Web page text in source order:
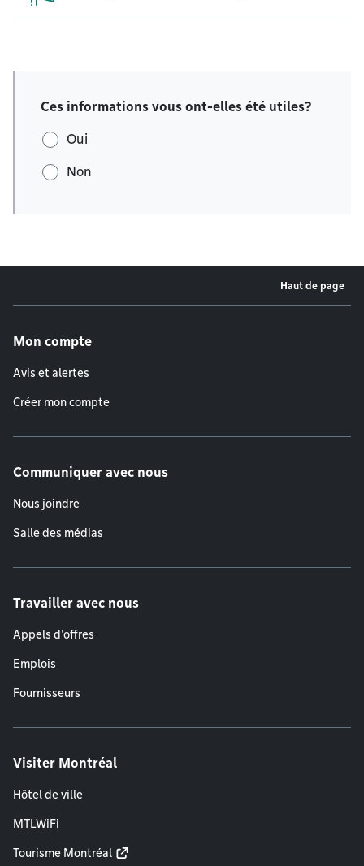
Ces informations vous ont-elles été utiles?
Oui
Non
Haut de page
Mon compte
Avis et alertes
Créer mon compte
Communiquer avec nous
Nous joindre
Salle des médias
Travailler avec nous
Appels d'offres
Emplois
Fournisseurs
Visiter Montréal
Hôtel de ville
MTLWiFi
Tourisme Montréal